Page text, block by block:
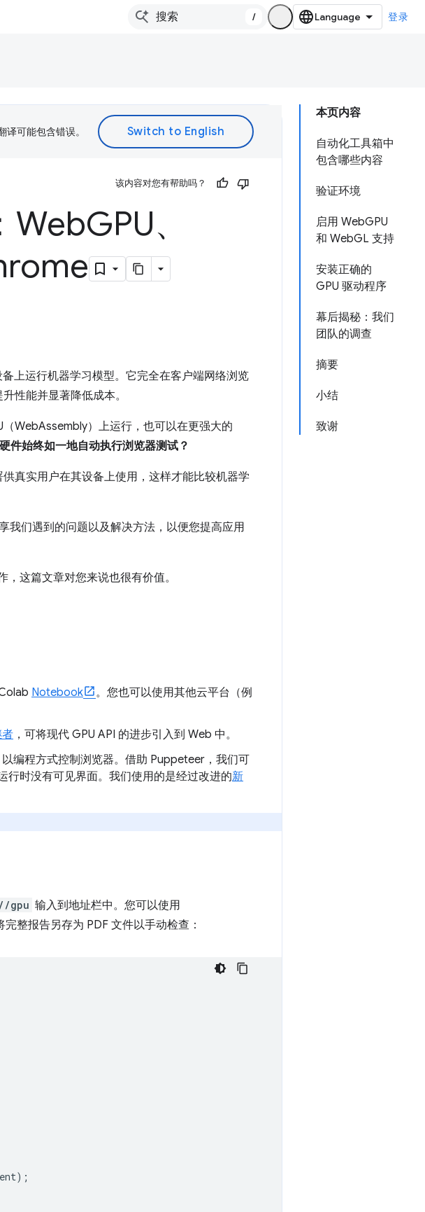
/ 登录
本页内容
自动化工具箱中
包含哪些内容
验证环境
启用 WebGPU
和 WebGL 支持
安装正确的
GPU 驱动程序
幕后揭秘：我们
团队的调查
摘要
小结
致谢
可能包含错误。
该内容对您有帮助吗？
WebGPU、
备上运行机器学习模型。它完全在客户端网络浏览
性能并显著降低成本。
（WebAssembly）上运行，也可以在更强大的
件始终如一地自动执行浏览器测试？
真实用户在其设备上使用，这样才能比较机器学
我们遇到的问题以及解决方法，以便您提高应用
这篇文章对您来说也很有价值。
Notebook
。您也可以使用其他云平台（例
，可将现代 GPU API 的进步引入到 Web 中。
编程方式控制浏览器。借助 Puppeteer，我们可
行时没有可见界面。我们使用的是经过改进的新
gpu 输入到地址栏中。您可以使用
完整报告另存为 PDF 文件以手动检查：
);